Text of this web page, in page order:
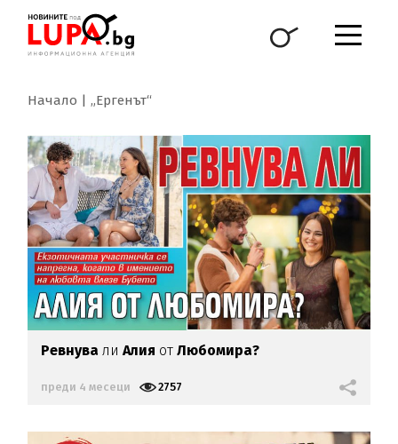
Начало „Ергенът“
Ревнува лиАлия отЛюбомира?
преди 4 месеци 2757